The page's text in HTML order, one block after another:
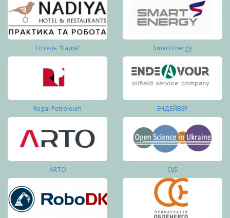
Готель “Надія” Smart Energy
Regal Petroleum ЕНДЕЙВЕР
ARTO OJS